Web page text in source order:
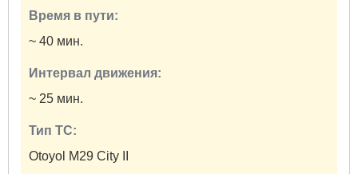
Время в пути:
~ 40 мин.
Интервал движения:
~ 25 мин.
Тип ТС:
Otoyol M29 City II